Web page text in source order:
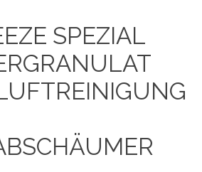
SPEZIAL